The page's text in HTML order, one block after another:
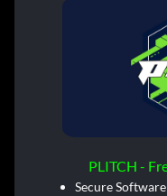
PLITCH -
Secure